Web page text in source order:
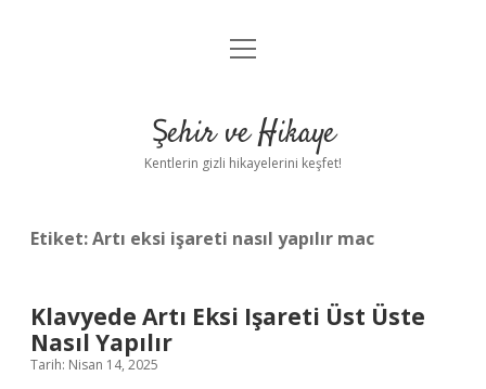
Anasayfa
Yasal Uyarı
menüyü
Şehir ve Hikaye
Kentlerin gizli hikayelerini keşfet!
Etiket:Artı eksi işareti nasıl yapılır mac
Klavyede Artı Eksi Işareti Üst Üste
Nasıl Yapılır
Tarih: Nisan 14, 2025